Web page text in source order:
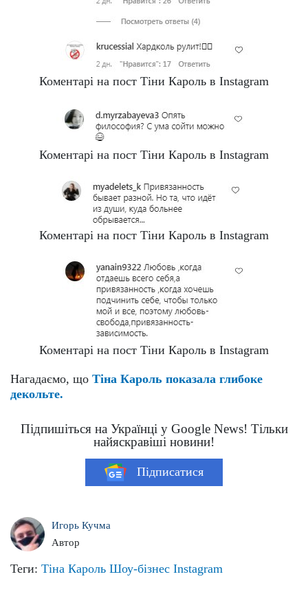
Коментарі на пост Тіни Кароль в Instagram
Коментарі на пост Тіни Кароль в Instagram
Коментарі на пост Тіни Кароль в Instagram
Коментарі на пост Тіни Кароль в Instagram
Нагадаємо, що Тіна Кароль показала глибоке
декольте.
Підпишіться на Українці у Google News! Тільки
найяскравіші новини!
Підписатися
Игорь Кучма
Автор
Теги: Тіна Кароль Шоу-бізнес Instagram